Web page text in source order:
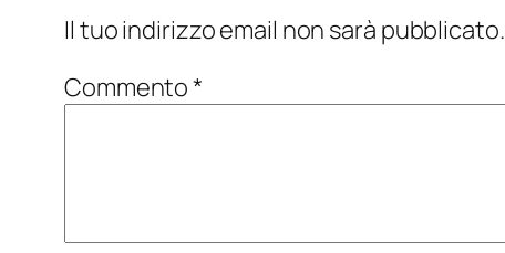
Il tuo indirizzo email non sarà pubblicato.
Commento*